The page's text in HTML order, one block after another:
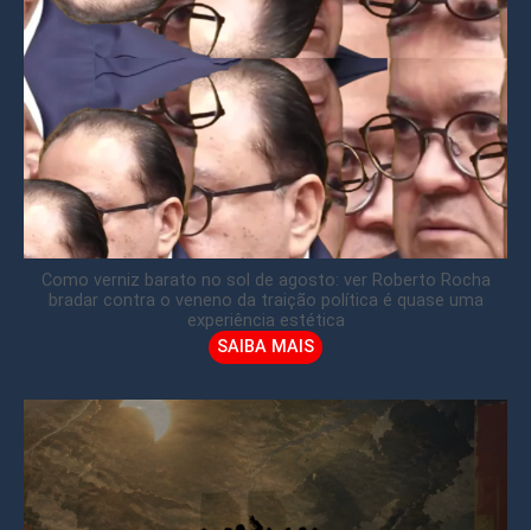
Como verniz barato no sol de agosto: ver Roberto Rocha
bradar contra o veneno da traição política é quase uma
experiência estética
SAIBA MAIS